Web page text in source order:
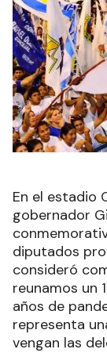
En el estadio
gobernador
diputados
consideró
reunamos un
años de
representa
vengan las